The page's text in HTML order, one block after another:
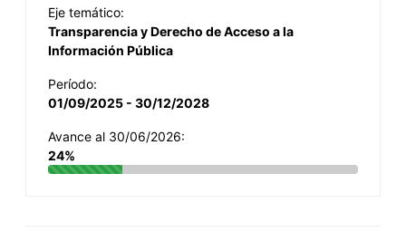
Eje temático:
Transparencia y Derecho de Acceso a la
Información Pública
Período:
01/09/2025 - 30/12/2028
Avance al 30/06/2026:
24%